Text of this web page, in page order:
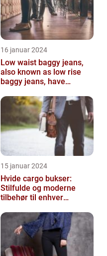
16 januar 2024
Low waist baggy jeans,
also known as low rise
baggy jeans, have
fashion choice for ...
15 januar 2024
Hvide cargo bukser:
Stilfulde og moderne
tilbehør til enhver